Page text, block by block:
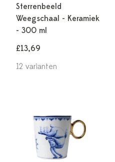
Sterrenbeeld
Weegschaal - Keramiek
- 300 ml
£13,69
12 varianten